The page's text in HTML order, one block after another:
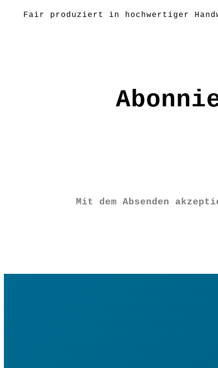
Fair produziert in hochwertiger
Pflege: mit feuchtem Tuch abtupfen
Vorrätig
Mit dem Absenden